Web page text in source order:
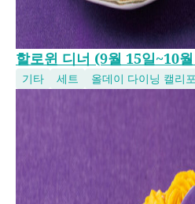
할로윈 디너 (9월 15일~10
기타 세트 올데이 다이닝 캘리